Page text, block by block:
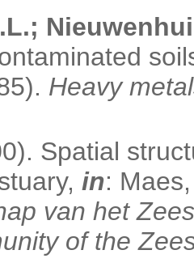
Heavy
Spatial
in:
van het
of the